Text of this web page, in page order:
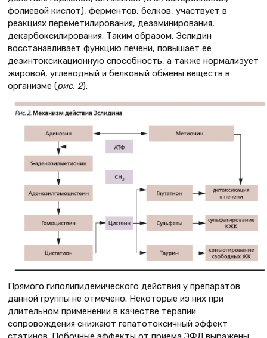
фолиевой кислот), ферментов, белков, участвует в
реакциях переметилирования, дезаминирования,
декарбоксилирования. Таким образом, Эслидин
восстанавливает функцию печени, повышает ее
дезинтоксикационную способность, а также нормализует
жировой, углеводный и белковый обмены веществ в
организме (рис. 2).
Прямого гиполипидемического действия у препаратов
данной группы не отмечено. Некоторые из них при
длительном применении в качестве терапии
сопровождения снижают гепатотоксичный эффект